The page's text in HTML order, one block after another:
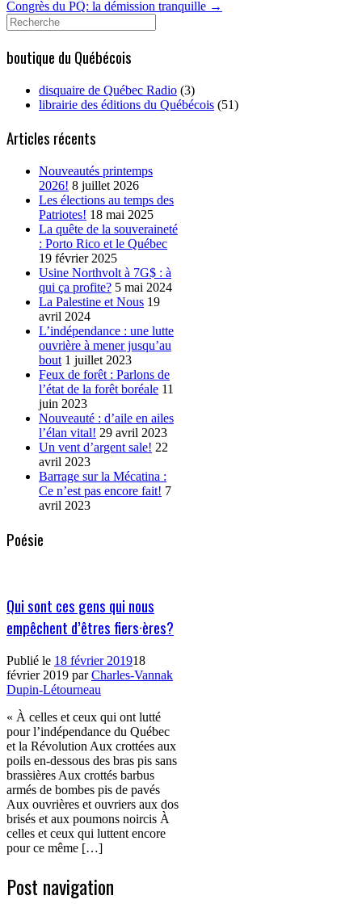
Congrès du PQ: la démission tranquille →
Search
for:
boutique du Québécois
disquaire de Québec Radio (3)
librairie des éditions du Québécois (51)
Articles récents
Nouveautés printemps
2026! 8 juillet 2026
Les élections au temps des
Patriotes! 18 mai 2025
La quête de la souveraineté
: Porto Rico et le Québec
19 février 2025
Usine Northvolt à 7G$ : à
qui ça profite? 5 mai 2024
La Palestine et Nous 19
avril 2024
L’indépendance : une lutte
ouvrière à mener jusqu’au
bout 1 juillet 2023
Feux de forêt : Parlons de
l’état de la forêt boréale 11
juin 2023
Nouveauté : d’aile en ailes
l’élan vital! 29 avril 2023
Un vent d’argent sale! 22
avril 2023
Barrage sur la Mécatina :
Ce n’est pas encore fait! 7
avril 2023
Poésie
Qui sont ces gens qui nous
empêchent d’êtres fiers·ères?
Publié le 18 février 201918
février 2019 parCharles-Vannak
Dupin-Létourneau
« À celles et ceux qui ont lutté
pour l’indépendance du Québec
et la Révolution Aux crottées aux
poils en-dessous des bras pis sans
brassières Aux crottés barbus
armés de bombes pis de pavés
Aux ouvrières et ouvriers aux dos
brisés et aux poumons noircis À
celles et ceux qui luttent encore
pour ce même […]
Post navigation